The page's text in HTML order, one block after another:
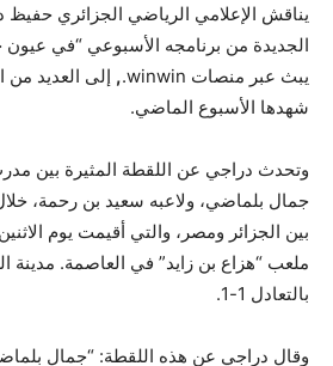
يناقش الإعلامي الرياضي الجزائري حفيظ
الجديدة من برنامجه الأسبوعي “في
يبث عبر منصات winwin.
, إلى العديد من
شهدها الأسبوع الماضي.
وتحدث دراجي عن اللقطة المثيرة بين
جمال بلماضي، ولاعبه سعيد بن رحمة،
بين الجزائر ومصر، والتي أقيمت يوم
ملعب “هزاع بن زايد” في العاصمة. مدينة
بالتعادل 1-1.
وقال دراجي عن هذه اللقطة: “جمال